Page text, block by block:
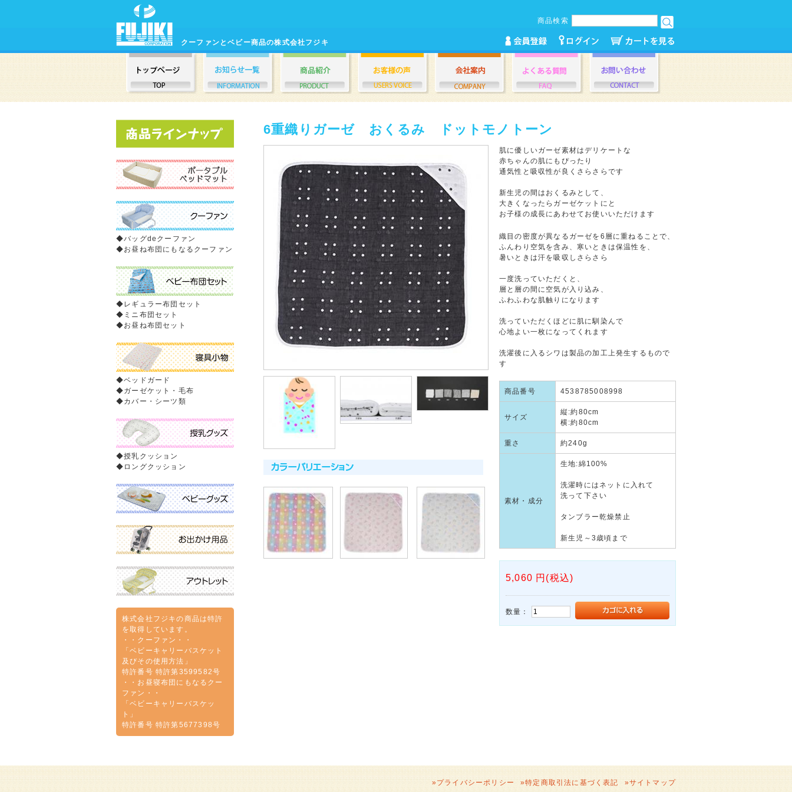
クーファンとベビー商品の株式会社フジキ
商品検索
◆バッグdeクーファン
◆お昼ね布団にもなるクーファン
◆レギュラー布団セット
◆ ミニ布団セット
◆お昼ね布団セット
◆ベッドガード
◆ガーゼケット・毛布
◆カバー・シーツ類
◆授乳クッション
◆ ロングクッション
株式会社フジキの商品は特許
を取得しています。
・・クーファン・・
「ベビーキャリーバスケット
及びその使用方法」
特許番号 特許第3599582号
・・お昼寝布団にもなるクー
ファン・・
「ベビーキャリーバスケッ
ト」
特許番号 特許第5677398号
6重織りガーゼ おくるみ ドットモノトーン
肌に優しいガーゼ素材はデリケートな
赤ちゃんの肌にもぴったり
通気性と吸収性が良くさらさらです
新生児の間はおくるみとして、
大きくなったらガーゼケットにと
お子様の成長にあわせてお使いいただけます
織目の密度が異なるガーゼを6層に重ねることで、
ふんわり空気を含み、寒いときは保温性を、
暑いときは汗を吸収しさらさら
一度洗っていただくと、
層と層の間に空気が入り込み、
ふわふわな肌触りになります
洗っていただくほどに肌に馴染んで
心地よい一枚になってくれます
洗濯後に入るシワは製品の加工上発生するもので
す
商品番号 4538785008998
サイズ
縦:約80cm
横:約80cm
重さ 約240g
素材・成分
生地:綿100%
洗濯時にはネットに入れて
洗って下さい
タンブラー乾燥禁止
新生児～3歳頃まで
5,060 円(税込)
数量：
»プライバシーポリシー »特定商取引法に基づく表記 »サイトマップ